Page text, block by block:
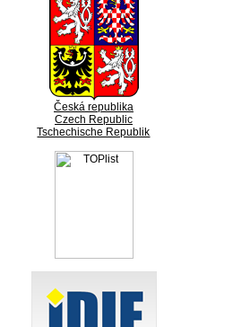
Česká republika
Czech Republic
Tschechische Republik